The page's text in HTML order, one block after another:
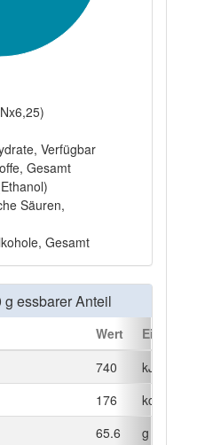
Verfügbar
Gesamt
Säuren,
Gesamt
essbarer Anteil
Wert
Einheit
740
kJ
176
kcal
65.6
g